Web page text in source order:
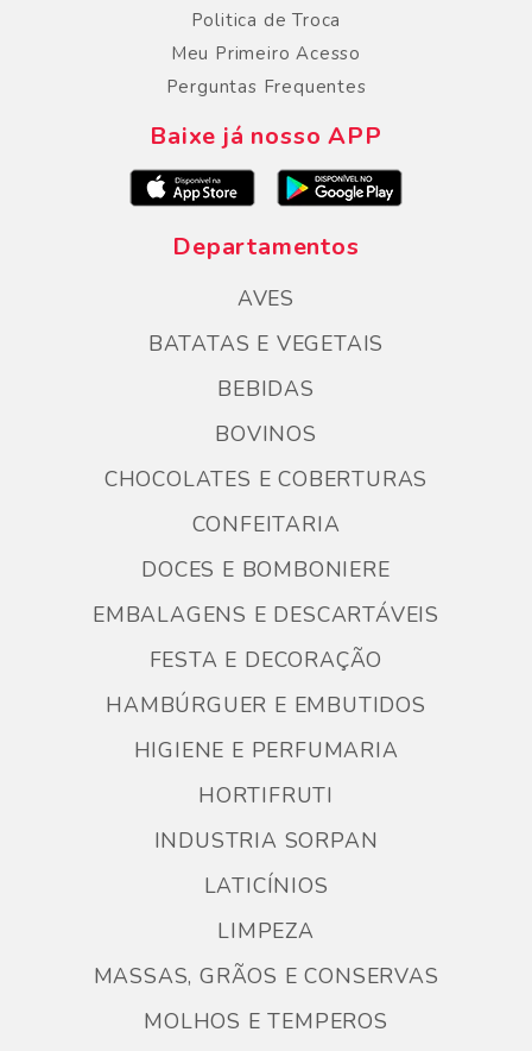
Politica de Troca
Meu Primeiro Acesso
Perguntas Frequentes
Baixe já nosso APP
Departamentos
AVES
BATATAS E VEGETAIS
BEBIDAS
BOVINOS
CHOCOLATES E COBERTURAS
CONFEITARIA
DOCES E BOMBONIERE
EMBALAGENS E DESCARTÁVEIS
FESTA E DECORAÇÃO
HAMBÚRGUER E EMBUTIDOS
HIGIENE E PERFUMARIA
HORTIFRUTI
INDUSTRIA SORPAN
LATICÍNIOS
LIMPEZA
MASSAS, GRÃOS E CONSERVAS
MOLHOS E TEMPEROS